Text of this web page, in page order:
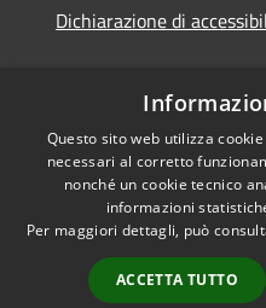
Dichiarazione di
RSS
Accessibilità
Questo sito web utilizza
necessari al corretto
nonché un cookie tecnico
informazioni
Per maggiori dettagli, può
ACCETTA TUTTO